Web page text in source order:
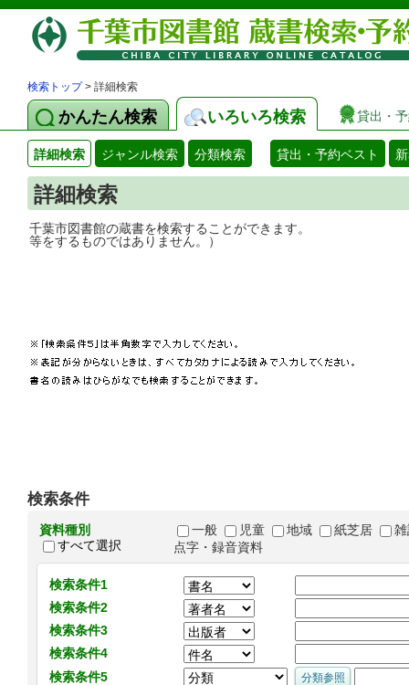
検索トップ> 詳細検索
かんたん検索 いろいろ検索 貸出・
詳細検索 ジャンル検索 分類検索 貸出・予約ベスト
詳細検索
千葉市図書館の蔵書を検索することがで
等をするものではありません。）
検索条件
資料種別
すべて選択
一般 児童 地域 紙芝居
点字・録音資料
検索条件1
検索条件2
検索条件3
検索条件4
検索条件5